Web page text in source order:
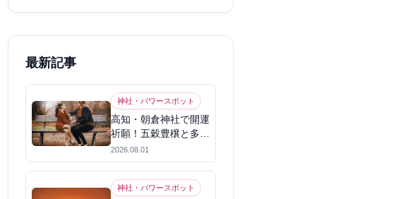
最新記事
神社・パワースポット
高知・朝倉神社で開運
祈願！五穀豊穣と多幸
を呼ぶパワースポット
2026.08.01
神社・パワースポット